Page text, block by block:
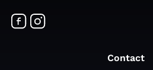
Contact